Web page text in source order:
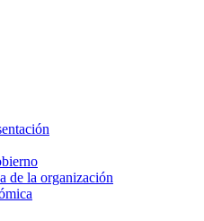
de la organización